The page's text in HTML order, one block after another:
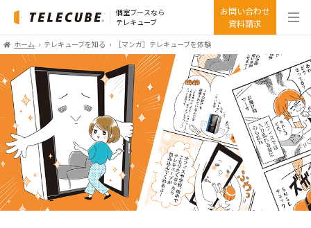
個室ブースなら
テレキューブ
お問い合わせ
資料請求
ホーム テレキューブを知る ［マンガ］テレキューブを体験